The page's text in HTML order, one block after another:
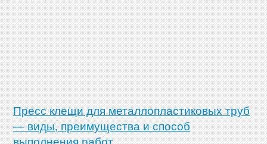
Пресс клещи для металлопластиковых труб
— виды, преимущества и способ